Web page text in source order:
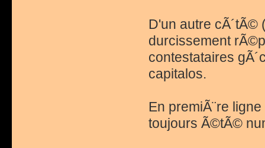
D'un autre
durcissement
contestataires
capitalos.
En premiÃ¨re
toujours Ã©tÃ©